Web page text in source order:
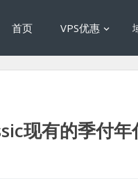
首页 VPS优惠
现有的季付年